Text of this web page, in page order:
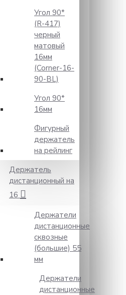
Угол 90*
(R-417)
черный
матовый
16мм
(Corner-16-
90-BL)
Угол 90*
16мм
Фигурный
держатель
на рейлинг
Держатель
дистанционный на
16
Держатели
дистанционные
сквозные
(большие) 55
мм
Держатели
дистанционные